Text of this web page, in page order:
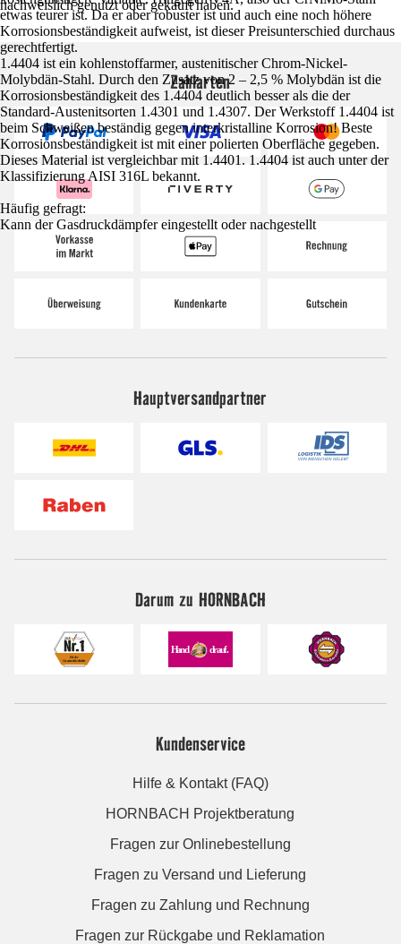
etwas teurer ist. Da er aber robuster ist und auch eine noch höhere
Korrosionsbeständigkeit aufweist, ist dieser Preisunterschied durchaus
gerechtfertigt.
1.4404 ist ein kohlenstoffarmer, austenitischer Chrom-Nickel-
Molybdän-Stahl. Durch den Zusatz von 2 – 2,5 % Molybdän ist die
Korrosionsbeständigkeit des 1.4404 deutlich besser als die der
Standard-Austenitsorten 1.4301 und 1.4307. Der Werkstoff 1.4404 ist
beim Schweißen beständig gegen interkristalline Korrosion! Beste
Korrosionsbeständigkeit ist mit einer polierten Oberfläche gegeben.
Dieses Material ist vergleichbar mit 1.4401. 1.4404 ist auch unter der
Klassifizierung AISI 316L bekannt.
Häufig gefragt:
Kann der Gasdruckdämpfer eingestellt oder nachgestellt
nachweislich genutzt oder gekauft haben.
Zahlarten
Hauptversandpartner
Darum zu HORNBACH
Kundenservice
Hilfe & Kontakt (FAQ)
HORNBACH Projektberatung
Fragen zur Onlinebestellung
Fragen zu Versand und Lieferung
Fragen zu Zahlung und Rechnung
Fragen zur Rückgabe und Reklamation